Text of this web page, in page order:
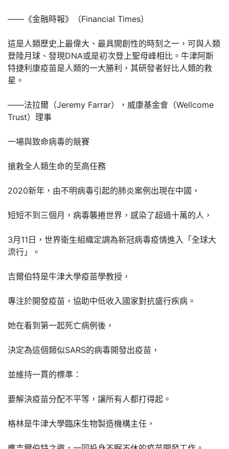
——《金融時報》（Financial Times）
這是人類歷史上最偉大、最具開創性的時刻之一，可與人類
登陸月球、發現DNA或是初次登上聖母峰相比。牛津阿斯
特捷利康疫苗是人類的一大勝利，其研發者好比人類的救
星。
——法拉爾（Jeremy Farrar），威康基金會（Wellcome
Trust）理事
一場與致命病毒的競賽
搶救全人類生命的至高任務
2020新年，由不明病毒引起的肺炎案例出現在中國，
短短不到三個月，病毒襲捲世界，感染了超過十萬的人，
3月11日，世界衛生組織定調為新冠病毒疫情進入「全球大
流行」。
吉爾伯特是牛津大學疫苗學教授，
專注於開發疫苗，協助中低收入國家對抗盛行疾病。
她在看到第一起死亡病例後，
決定為這個類似SARS的病毒開發出疫苗，
並維持一貫的標準：
要解決疫苗分配不平等，讓所有人都打得起。
格林是牛津大學臨床生物製造機構主任，